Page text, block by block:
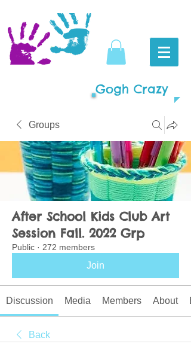
Gogh Crazy
Groups
After School Kids Club Art
Session Fall. 2022 Grp
Public · 272 members
Join
Discussion Media Members About
Back